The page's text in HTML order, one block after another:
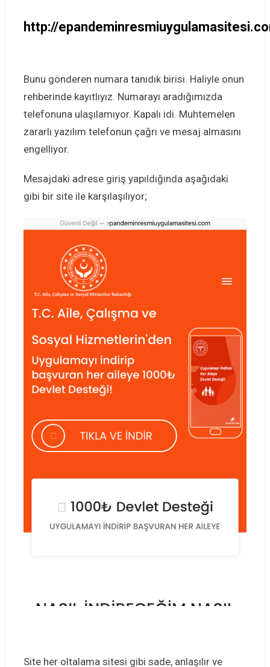
http://
Bunu gönderen numara tanıdık birisi. Haliyle onun
rehberinde kayıtlıyız. Numarayı aradığımızda
telefonuna ulaşılamıyor. Kapalı idi. Muhtemelen
zararlı yazılım telefonun çağrı ve mesaj almasını
engelliyor.
Mesajdaki adrese giriş yapıldığında aşağıdaki
gibi bir site ile karşılaşılıyor;
Site her oltalama sitesi gibi sade, anlaşılır ve